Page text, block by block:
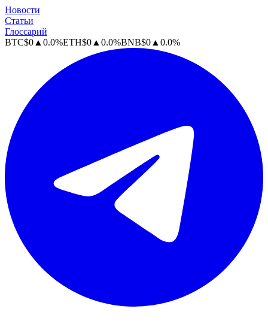
Новости
Статьи
Глоссарий
BTC$0 ▲ 0.0%ETH$0 ▲ 0.0%BNB$0 ▲ 0.0%